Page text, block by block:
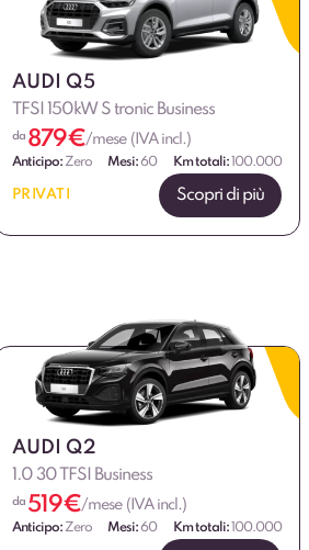
AUDI Q5
TFSI 150kW S tronic Business
da 879€/mese (IVA incl.)
Anticipo: Zero Mesi:60 Km totali: 100.000
PRIVATI Scopri di più
AUDI Q2
1.0 30 TFSI Business
da 519€/mese (IVA incl.)
Anticipo: Zero Mesi:60 Km totali: 100.000